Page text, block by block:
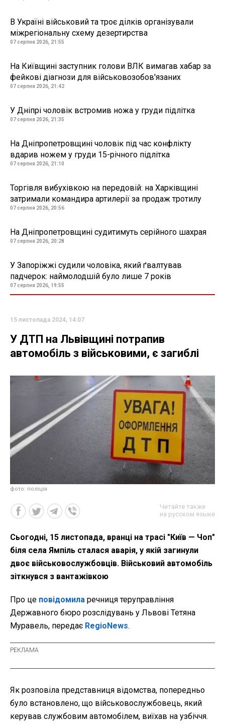
В Україні військовий та троє ділків організували
міжрегіональну схему дезертирства
07 серпня 2026, 21:55
На Київщині заступник голови ВЛК вимагав хабар за
фейкові діагнози для військовозобов'язаних
07 серпня 2026, 21:42
У Дніпрі чоловік встромив ножа у груди підлітка
07 серпня 2026, 21:35
На Дніпропетровщині чоловік під час конфлікту
вдарив ножем у груди 15-річного підлітка
07 серпня 2026, 21:10
Торгівля вибухівкою на передовій: на Харківщині
затримали командира артилерії за продаж тротилу
07 серпня 2026, 20:56
На Дніпропетровщині судитимуть серійного шахрая
07 серпня 2026, 20:28
У Запоріжжі судили чоловіка, який ґвалтував
падчерок: наймолодшій було лише 7 років
07 серпня 2026, 19:55
15 листопада 2024, 14:07
У ДТП на Львівщині потрапив
автомобіль з військовими, є загиблі
фото: поліція
Читайте также
на русском языке
Сьогодні, 15 листопада, вранці на трасі "Київ — Чоп"
біля села Ямпіль сталася аварія, у якій загинули
двоє військовослужбовців. Військовий автомобіль
зіткнувся з вантажівкою
Про це повідомила речниця теруправління
Державного бюро розслідувань у Львові Тетяна
Муравель, передає RegioNews.
Як розповіла представниця відомства, попередньо
було встановлено, що військовослужбовець, який
керував службовим автомобілем, виїхав на узбіччя.